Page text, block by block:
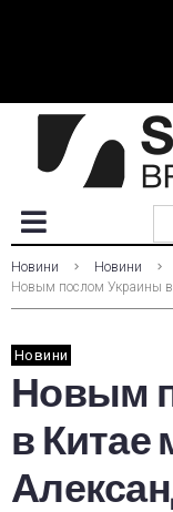
Новини
Новини
Новым послом Украины в
Новини
Новым
в Китае